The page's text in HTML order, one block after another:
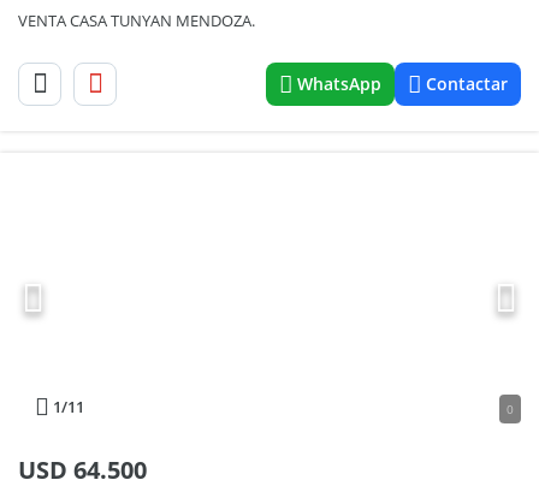
VENTA CASA TUNYAN MENDOZA.
WhatsApp Contactar
1/11 0
USD 64.500